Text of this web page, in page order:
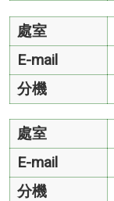
處室
E-mail
分機
處室
E-mail
分機